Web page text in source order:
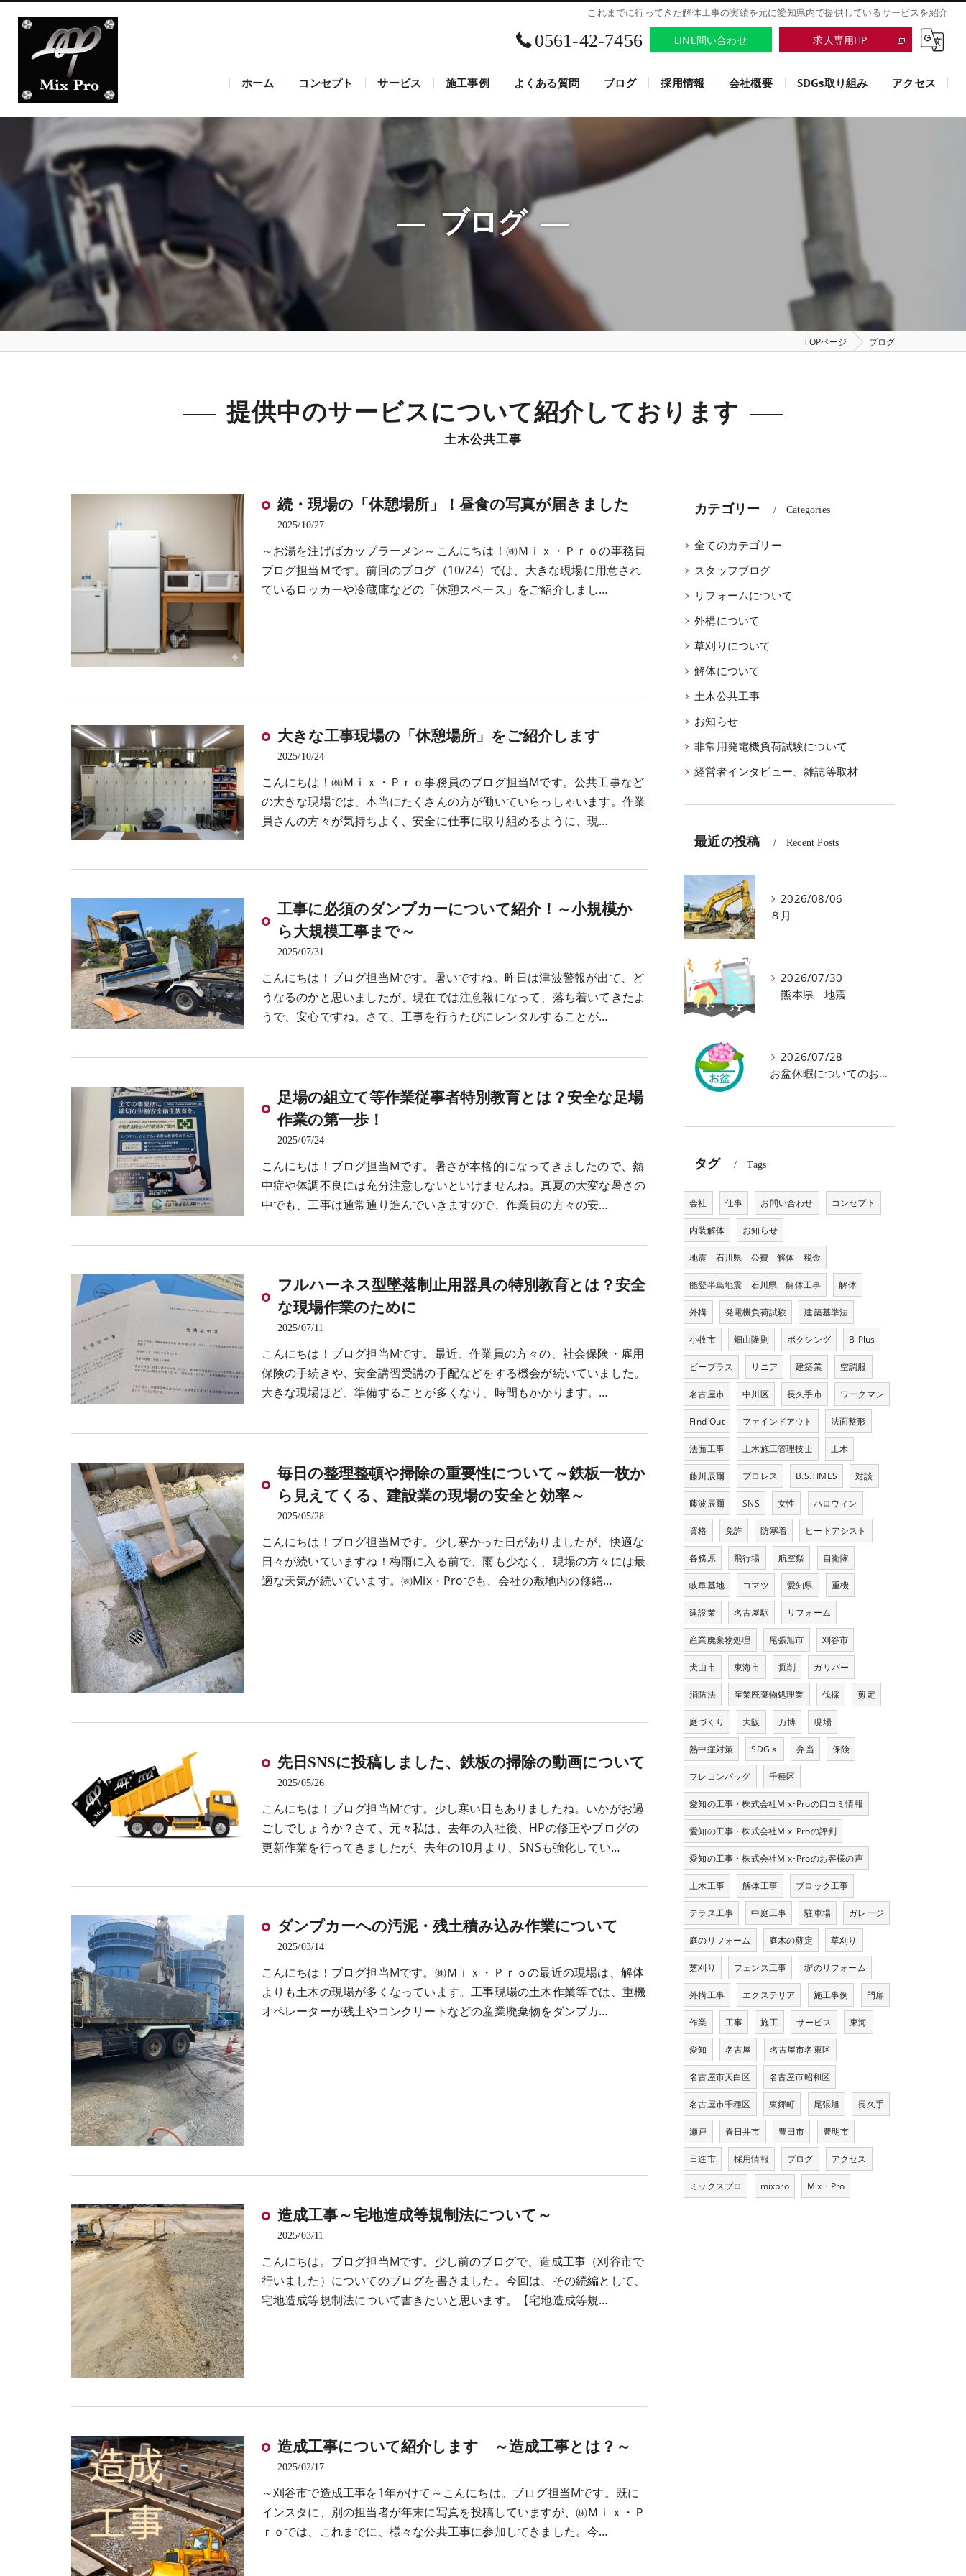
これまでに行ってきた解体工事の実績を元に愛知県内で提供しているサービスを紹介
0561-42-7456 LINE問い合わせ 求人専用HP
ホーム コンセプト
愛知の工事・株式会社Mix･Proの口コミ情報
愛知の工事・株式会社Mix･Proの評判
愛知の工事・株式会社Mix･Proのお客様の声
サービス 施工事例 よくある質問 ブログ 採用情報 会社概要 SDGs取り組み アクセス
ブログ
TOPページ ブログ
提供中のサービスについて紹介しております
土木公共工事
続・現場の「休憩場所」！昼食の写真が届きました
2025/10/27
～お湯を注げばカップラーメン～こんにちは！㈱Ｍｉｘ・Ｐｒｏの事務員
ブログ担当Ｍです。前回のブログ（10/24）では、大きな現場に用意され
ているロッカーや冷蔵庫などの「休憩スペース」をご紹介しまし…
大きな工事現場の「休憩場所」をご紹介します
2025/10/24
こんにちは！㈱Ｍｉｘ・Ｐｒｏ事務員のブログ担当Mです。公共工事など
の大きな現場では、本当にたくさんの方が働いていらっしゃいます。作業
員さんの方々が気持ちよく、安全に仕事に取り組めるように、現…
工事に必須のダンプカーについて紹介！～小規模か
ら大規模工事まで～
2025/07/31
こんにちは！ブログ担当Mです。暑いですね。昨日は津波警報が出て、ど
うなるのかと思いましたが、現在では注意報になって、落ち着いてきたよ
うで、安心ですね。さて、工事を行うたびにレンタルすることが…
足場の組立て等作業従事者特別教育とは？安全な足場
作業の第一歩！
2025/07/24
こんにちは！ブログ担当Mです。暑さが本格的になってきましたので、熱
中症や体調不良には充分注意しないといけませんね。真夏の大変な暑さの
中でも、工事は通常通り進んでいきますので、作業員の方々の安…
フルハーネス型墜落制止用器具の特別教育とは？安全
な現場作業のために
2025/07/11
こんにちは！ブログ担当Mです。最近、作業員の方々の、社会保険・雇用
保険の手続きや、安全講習受講の手配などをする機会が続いていました。
大きな現場ほど、準備することが多くなり、時間もかかります。…
毎日の整理整頓や掃除の重要性について～鉄板一枚か
ら見えてくる、建設業の現場の安全と効率～
2025/05/28
こんにちは！ブログ担当Mです。少し寒かった日がありましたが、快適な
日々が続いていますね！梅雨に入る前で、雨も少なく、現場の方々には最
適な天気が続いています。㈱Mix・Proでも、会社の敷地内の修繕…
先日SNSに投稿しました、鉄板の掃除の動画について
2025/05/26
こんにちは！ブログ担当Mです。少し寒い日もありましたね。いかがお過
ごしでしょうか？さて、元々私は、去年の入社後、HPの修正やブログの
更新作業を行ってきましたが、去年の10月より、SNSも強化してい…
ダンプカーへの汚泥・残土積み込み作業について
2025/03/14
こんにちは！ブログ担当Mです。㈱Ｍｉｘ・Ｐｒｏの最近の現場は、解体
よりも土木の現場が多くなっています。工事現場の土木作業等では、重機
オペレーターが残土やコンクリートなどの産業廃棄物をダンプカ…
造成工事～宅地造成等規制法について～
2025/03/11
こんにちは。ブログ担当Mです。少し前のブログで、造成工事（刈谷市で
行いました）についてのブログを書きました。今回は、その続編として、
宅地造成等規制法について書きたいと思います。【宅地造成等規…
造成工事について紹介します ～造成工事とは？～
2025/02/17
～刈谷市で造成工事を1年かけて～こんにちは。ブログ担当Mです。既に
インスタに、別の担当者が年末に写真を投稿していますが、㈱Ｍｉｘ・Ｐ
ｒｏでは、これまでに、様々な公共工事に参加してきました。今…
カテゴリー Categories
全てのカテゴリー
スタッフブログ
リフォームについて
外構について
草刈りについて
解体について
土木公共工事
お知らせ
非常用発電機負荷試験について
経営者インタビュー、雑誌等取材
最近の投稿 Recent Posts
2026/08/06
８月
2026/07/30
熊本県 地震
2026/07/28
お盆休暇についてのお知らせです
タグ Tags
会社 仕事 お問い合わせ コンセプト
内装解体 お知らせ
地震 石川県 公費 解体 税金
能登半島地震 石川県 解体工事 解体
外構 発電機負荷試験 建築基準法
小牧市 畑山隆則 ボクシング B-Plus
ビープラス リニア 建築業 空調服
名古屋市 中川区 長久手市 ワークマン
Find-Out ファインドアウト 法面整形
法面工事 土木施工管理技士 土木
藤川辰爾 プロレス B.S.TIMES 対談
藤波辰爾 SNS 女性 ハロウィン
資格 免許 防寒着 ヒートアシスト
各務原 飛行場 航空祭 自衛隊
岐阜基地 コマツ 愛知県 重機
建設業 名古屋駅 リフォーム
産業廃棄物処理 尾張旭市 刈谷市
犬山市 東海市 掘削 ガリバー
消防法 産業廃棄物処理業 伐採 剪定
庭づくり 大阪 万博 現場
熱中症対策 SDGｓ 弁当 保険
フレコンバッグ 千種区
愛知の工事・株式会社Mix･Proの口コミ情報
愛知の工事・株式会社Mix･Proの評判
愛知の工事・株式会社Mix･Proのお客様の声
土木工事 解体工事 ブロック工事
テラス工事 中庭工事 駐車場 ガレージ
庭のリフォーム 庭木の剪定 草刈り
芝刈り フェンス工事 塀のリフォーム
外構工事 エクステリア 施工事例 門扉
作業 工事 施工 サービス 東海
愛知 名古屋 名古屋市名東区
名古屋市天白区 名古屋市昭和区
名古屋市千種区 東郷町 尾張旭 長久手
瀬戸 春日井市 豊田市 豊明市
日進市 採用情報 ブログ アクセス
ミックスプロ mixpro Mix・Pro